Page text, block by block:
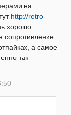
на
http://retro-
хорошо
сопротивление
а самое
так